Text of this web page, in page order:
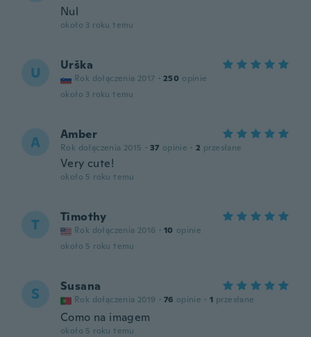
Nul
około 3 roku temu
U Urška
Rok dołączenia 2017 · 250 opinie
około 3 roku temu
A Amber
Rok dołączenia 2015 · 37 opinie · 2 przesłane
Very cute!
około 5 roku temu
T Timothy
Rok dołączenia 2016 · 10 opinie
około 5 roku temu
S Susana
Rok dołączenia 2019 · 76 opinie · 1 przesłane
Como na imagem
około 5 roku temu